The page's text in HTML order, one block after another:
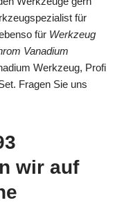
für
für Werkzeug
Vanadium
Werkzeug, Profi
Fragen Sie uns
wir auf